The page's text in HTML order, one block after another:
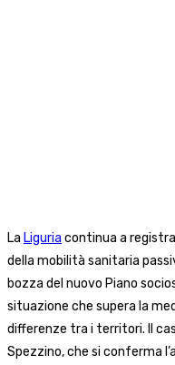
La Liguria continua a
della mobilità sanitaria
bozza del nuovo Piano
situazione che supera la
differenze tra i territori. Il
Spezzino, che si conferma